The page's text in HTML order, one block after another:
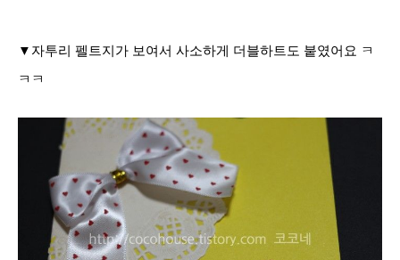
▼자투리 펠트지가 보여서 사소하게 더블하트도 붙였어요 ㅋ
ㅋㅋ